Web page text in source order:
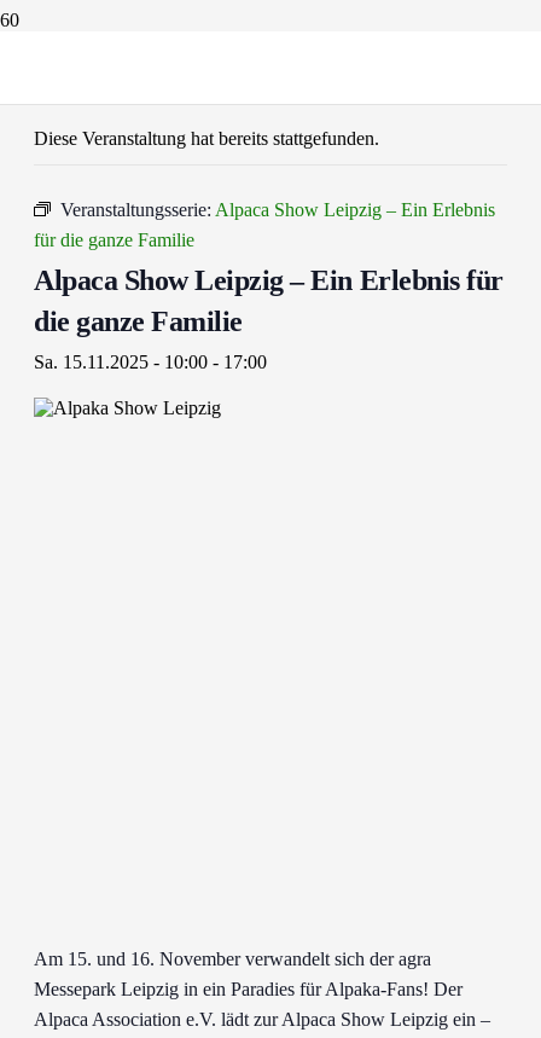
Diese Veranstaltung hat bereits stattgefunden.
Veranstaltungsserie: Alpaca Show Leipzig – Ein Erlebnis
für die ganze Familie
Alpaca Show Leipzig – Ein Erlebnis für
die ganze Familie
Sa. 15.11.2025 - 10:00 - 17:00
Am 15. und 16. November verwandelt sich der agra
Messepark Leipzig in ein Paradies für Alpaka-Fans! Der
Alpaca Association e.V. lädt zur Alpaca Show Leipzig ein –